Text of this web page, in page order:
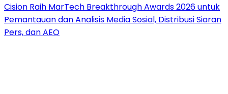
Cision Raih MarTech Breakthrough Awards 2026 untuk
Pemantauan dan Analisis Media Sosial, Distribusi Siaran
Pers, dan AEO